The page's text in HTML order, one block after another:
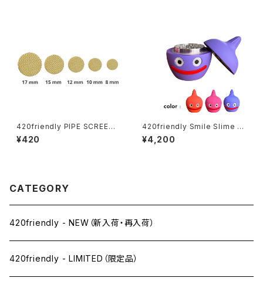
420friendly PIPE SCREENS
（パイプスクリーン）20枚セット
パイプ／ボング／ヴェポライザ
¥420
420friendly Smile Slime H
erb Grinder (4層構造）グライ
ンダー
¥4,200
CATEGORY
420friendly - NEW（新入荷・再入荷）
420friendly - LIMITED（限定品）